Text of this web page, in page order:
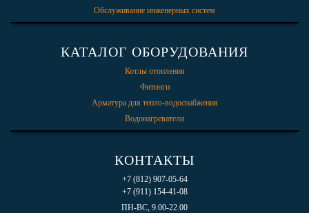
Обслуживание инженерных систем
КАТАЛОГ ОБОРУДОВАНИЯ
Котлы отопления
Фитинги
Арматура для тепло-водоснабжения
Водонагреватели
КОНТАКТЫ
+7 (812) 907-05-64
+7 (911) 154-41-08
ПН-ВС, 9.00-22.00